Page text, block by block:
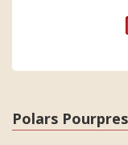
Polars Pourpres